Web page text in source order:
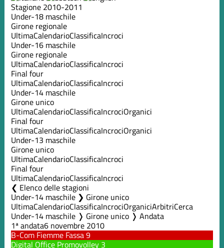
Stagione 2010-2011
Under-18 maschile
Girone regionale
UltimaCalendarioClassificaIncroci
Under-16 maschile
Girone regionale
UltimaCalendarioClassificaIncroci
Final four
UltimaCalendarioClassificaIncroci
Under-14 maschile
Girone unico
UltimaCalendarioClassificaIncrociOrganici
Final four
UltimaCalendarioClassificaIncrociOrganici
Under-13 maschile
Girone unico
UltimaCalendarioClassificaIncroci
Final four
UltimaCalendarioClassificaIncroci
Elenco delle stagioni
Under-14 maschile ❯ Girone unico
UltimaCalendarioClassificaIncrociOrganiciArbitriCerca
Under-14 maschile ❭ Girone unico ❭ Andata
1ª andata6 novembre 2010
B-Com Fiemme Fassa9
Digital Office Promovolley 3